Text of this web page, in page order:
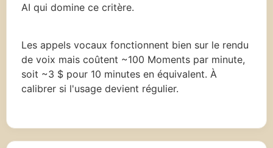
AI qui domine ce critère.
Les appels vocaux fonctionnent bien sur le rendu
de voix mais coûtent ~100 Moments par minute,
soit ~3 $ pour 10 minutes en équivalent. À
calibrer si l'usage devient régulier.